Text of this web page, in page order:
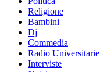
Religione
Bambini
Dj
Commedia
Radio Universitarie
Interviste